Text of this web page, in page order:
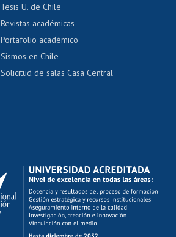
Denuncias administrativas
Tesis U. de Chile
Revistas académicas
Portafolio académico
Sismos en Chile
Solicitud de salas Casa Central